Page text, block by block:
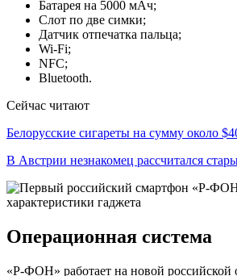
Батарея на 5000 мАч;
Слот по две симки;
Датчик отпечатка пальца;
Wi-Fi;
NFC;
Bluetooth.
Сейчас читают
Белорусские сигареты на сумму около
В Австрии незнакомец рассчитался
Операционная система
«Р-ФОН» работает на новой российской